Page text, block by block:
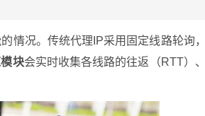
情况。传统代理IP采用固定线路轮询，
块会实时收集各线路的往返（RTT）、